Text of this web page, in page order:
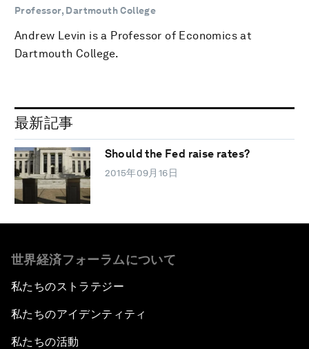
Professor, Dartmouth College
Andrew Levin is a Professor of Economics at
Dartmouth College.
最新記事
Should the Fed raise rates?
2015年09月16日
世界経済フォーラムについて
私たちのストラテジー
私たちのアイデンティティ
私たちの活動